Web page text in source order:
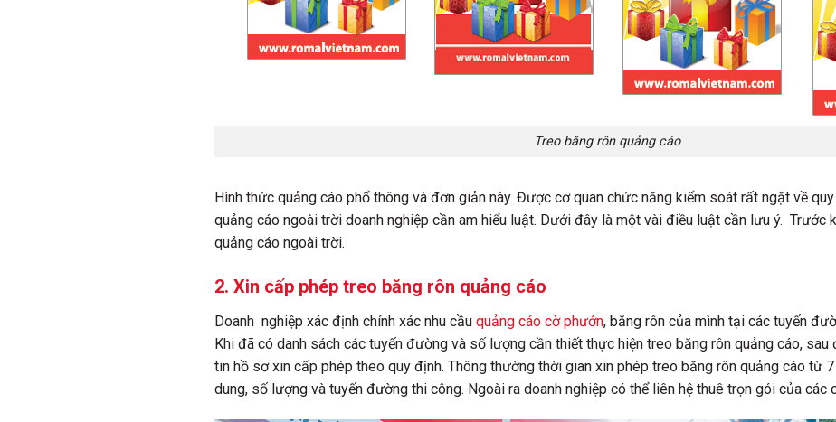
Treo băng rôn quảng cáo
Hình thức quảng cáo phổ thông và đơn giản này. Được cơ quan chức năng kiểm soát rất ngặt về
quảng cáo ngoài trời doanh nghiệp cần am hiểu luật. Dưới đây là một vài điều luật cần lưu ý. Trước
quảng cáo ngoài trời.
2. Xin cấp phép treo băng rôn quảng cáo
Doanh nghiệp xác định chính xác nhu cầu quảng cáo cờ phướn, băng rôn của mình tại các tuyến
Khi đã có danh sách các tuyến đường và số lượng cần thiết thực hiện treo băng rôn quảng cáo, sau
tin hồ sơ xin cấp phép theo quy định. Thông thường thời gian xin phép treo băng rôn quảng cáo từ
dung, số lượng và tuyến đường thi công. Ngoài ra doanh nghiệp có thể liên hệ thuê trọn gói của các